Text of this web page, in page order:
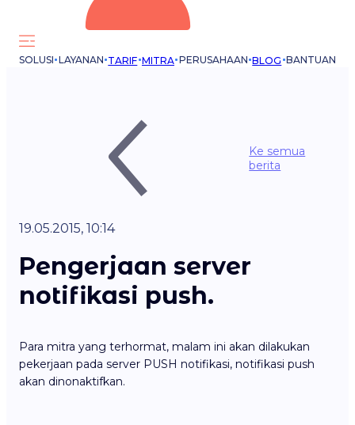
SOLUSI LAYANAN TARIF MITRA PERUSAHAAN BLOG BANTUAN
Ke semua
berita
19.05.2015, 10:14
Pengerjaan server
notifikasi push.
Para mitra yang terhormat, malam ini akan dilakukan
pekerjaan pada server PUSH notifikasi, notifikasi push
akan dinonaktifkan.